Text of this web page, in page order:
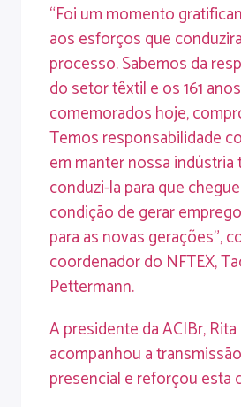
“Foi um momento
aos esforços que
processo. Sabemos da
do setor têxtil e os 161
comemorados hoje,
Temos responsabilidade
em manter nossa indústria
conduzi-la para que
condição de gerar
para as novas gerações”,
coordenador do NFTEX,
Pettermann.
A presidente da ACIBr,
acompanhou a
presencial e reforçou esta